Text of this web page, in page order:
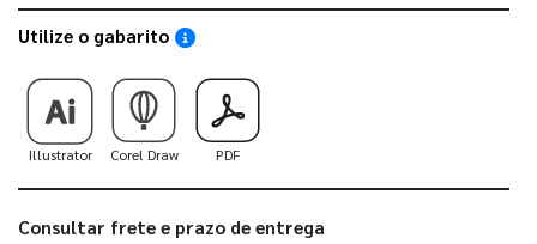
Utilize o gabarito Saiba como utilizar os nossos gabaritos
Illustrator Corel Draw PDF
Consultar frete e prazo de entrega